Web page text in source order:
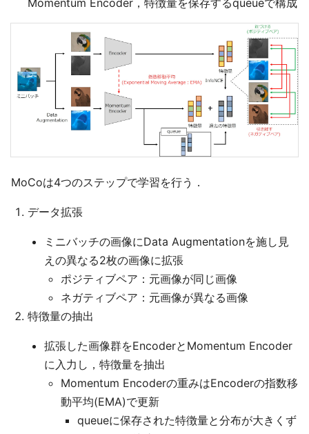
Momentum Encoder，特徴量を保存するqueueで構成
MoCoは4つのステップで学習を行う．
データ拡張
ミニバッチの画像にData Augmentationを施し見
えの異なる2枚の画像に拡張
ポジティブペア：元画像が同じ画像
ネガティブペア：元画像が異なる画像
特徴量の抽出
拡張した画像群をEncoderとMomentum Encoder
に入力し，特徴量を抽出
Momentum Encoderの重みはEncoderの指数移
動平均(EMA)で更新
queueに保存された特徴量と分布が大きくず